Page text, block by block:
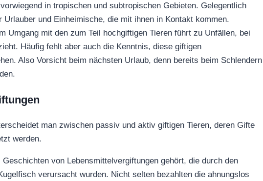
in tropischen und subtropischen Gebieten. Gelegentlich
und Einheimische, die mit ihnen in Kontakt kommen.
Umgang mit den zum Teil hochgiftigen Tieren führt zu Unfällen, bei
Häufig fehlt aber auch die Kenntnis, diese giftigen
Also Vorsicht beim nächsten Urlaub, denn bereits beim Schlendern
man zwischen passiv und aktiv giftigen Tieren, deren Gifte
werden.
von Lebensmittelvergiftungen gehört, die durch den
verursacht wurden. Nicht selten bezahlten die ahnungslos